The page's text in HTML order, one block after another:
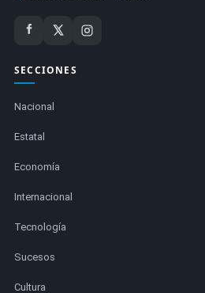
SECCIONES
Nacional
Estatal
Economía
Internacional
Tecnología
Sucesos
Cultura